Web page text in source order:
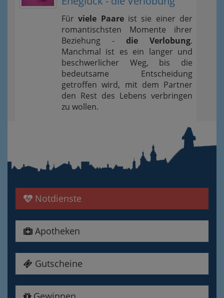
Fürviele Paareist sie einer der
romantischsten Momente ihrer
Beziehung - die Verlobung.
Manchmal ist es ein langer und
beschwerlicher Weg, bis die
bedeutsame Entscheidung
getroffen wird, mit dem Partner
den Rest des Lebens verbringen
zu wollen.
Notdienste
Apotheken
Gutscheine